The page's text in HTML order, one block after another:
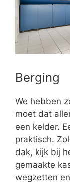
Berging
We hebben
moet dat
een kelder.
praktisch.
dak, kijk bij
gemaakte
wegzetten